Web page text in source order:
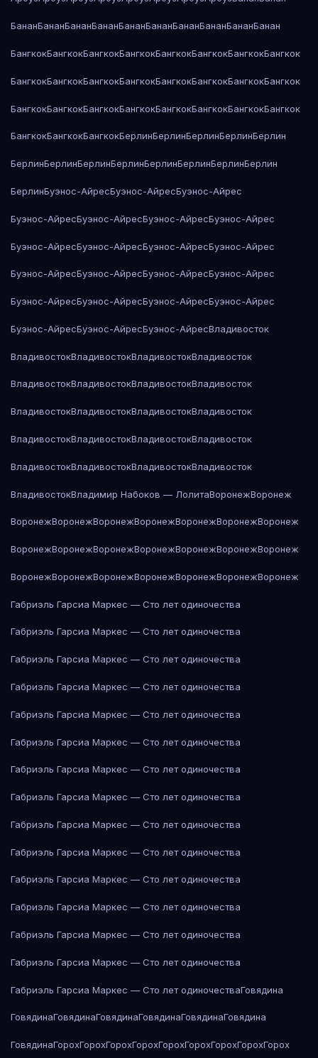
БананБананБананБананБананБананБананБананБананБанан
БангкокБангкокБангкокБангкокБангкокБангкокБангкокБангкок
БангкокБангкокБангкокБангкокБангкокБангкокБангкокБангкок
БангкокБангкокБангкокБангкокБангкокБангкокБангкокБангкок
БангкокБангкокБангкокБерлинБерлинБерлинБерлинБерлин
БерлинБерлинБерлинБерлинБерлинБерлинБерлинБерлин
БерлинБуэнос-АйресБуэнос-АйресБуэнос-Айрес
Буэнос-АйресБуэнос-АйресБуэнос-АйресБуэнос-Айрес
Буэнос-АйресБуэнос-АйресБуэнос-АйресБуэнос-Айрес
Буэнос-АйресБуэнос-АйресБуэнос-АйресБуэнос-Айрес
Буэнос-АйресБуэнос-АйресБуэнос-АйресБуэнос-Айрес
Буэнос-АйресБуэнос-АйресБуэнос-АйресВладивосток
ВладивостокВладивостокВладивостокВладивосток
ВладивостокВладивостокВладивостокВладивосток
ВладивостокВладивостокВладивостокВладивосток
ВладивостокВладивостокВладивостокВладивосток
ВладивостокВладивостокВладивостокВладивосток
ВладивостокВладимир Набоков — ЛолитаВоронежВоронеж
ВоронежВоронежВоронежВоронежВоронежВоронежВоронеж
ВоронежВоронежВоронежВоронежВоронежВоронежВоронеж
ВоронежВоронежВоронежВоронежВоронежВоронежВоронеж
Габриэль Гарсиа Маркес — Сто лет одиночества
Габриэль Гарсиа Маркес — Сто лет одиночества
Габриэль Гарсиа Маркес — Сто лет одиночества
Габриэль Гарсиа Маркес — Сто лет одиночества
Габриэль Гарсиа Маркес — Сто лет одиночества
Габриэль Гарсиа Маркес — Сто лет одиночества
Габриэль Гарсиа Маркес — Сто лет одиночества
Габриэль Гарсиа Маркес — Сто лет одиночества
Габриэль Гарсиа Маркес — Сто лет одиночества
Габриэль Гарсиа Маркес — Сто лет одиночества
Габриэль Гарсиа Маркес — Сто лет одиночества
Габриэль Гарсиа Маркес — Сто лет одиночества
Габриэль Гарсиа Маркес — Сто лет одиночества
Габриэль Гарсиа Маркес — Сто лет одиночества
Габриэль Гарсиа Маркес — Сто лет одиночестваГовядина
ГовядинаГовядинаГовядинаГовядинаГовядинаГовядина
ГовядинаГорохГорохГорохГорохГорохГорохГорохГорохГорох